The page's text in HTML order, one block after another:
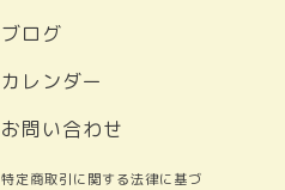
ブログ
カレンダー
お問い合わせ
特定商取引に関する法律に基づ